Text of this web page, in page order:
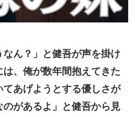
なん？」と健吾が声を掛け
、俺が数年間抱えてきた
あげようとする優しさが
のがあるよ」と健吾から見